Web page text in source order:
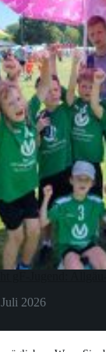
2026